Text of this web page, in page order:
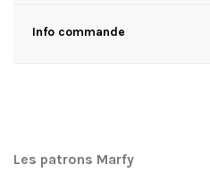
Info commande
Les patrons Marfy